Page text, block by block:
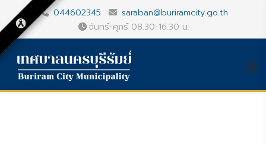
044602345
saraban@buriramcity.go.th
จันทร์-ศุกร์ 08.30-16.30 น.